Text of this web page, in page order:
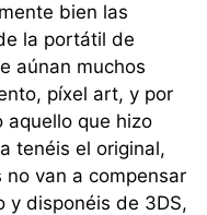
bien las
la portátil de
aúnan muchos
píxel art, y por
aquello que hizo
tenéis el original,
van a compensar
y disponéis de 3DS,